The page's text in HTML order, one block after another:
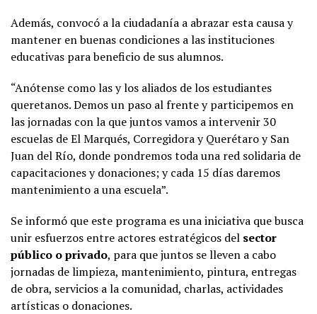
Además, convocó a la ciudadanía a abrazar esta causa y
mantener en buenas condiciones a las instituciones
educativas para beneficio de sus alumnos.
“Anótense como las y los aliados de los estudiantes
queretanos. Demos un paso al frente y participemos en
las jornadas con la que juntos vamos a intervenir 30
escuelas de El Marqués, Corregidora y Querétaro y San
Juan del Río, donde pondremos toda una red solidaria de
capacitaciones y donaciones; y cada 15 días daremos
mantenimiento a una escuela”.
Se informó que este programa es una iniciativa que busca
unir esfuerzos entre actores estratégicos del sector
público o privado, para que juntos se lleven a cabo
jornadas de limpieza, mantenimiento, pintura, entregas
de obra, servicios a la comunidad, charlas, actividades
artísticas o donaciones.